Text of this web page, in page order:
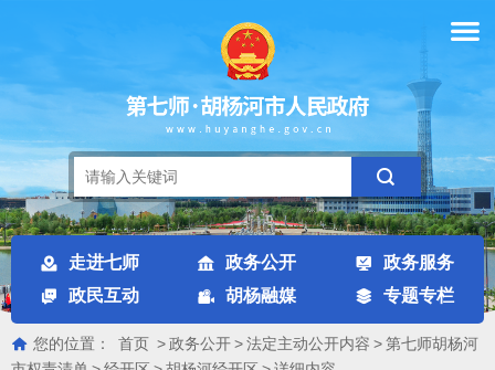
走进七师 政务公开
政务服务
政民互动
胡杨融媒 专题专栏
您的位置： 首页 >政务公开>法定主动公开内容 >第七师胡杨河